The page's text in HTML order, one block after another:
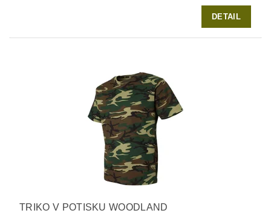
DETAIL
TRIKO V POTISKU WOODLAND